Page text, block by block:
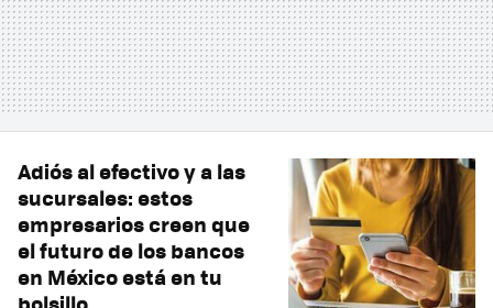
Adiós al efectivo y a las
sucursales: estos
empresarios creen que
el futuro de los bancos
en México está en tu